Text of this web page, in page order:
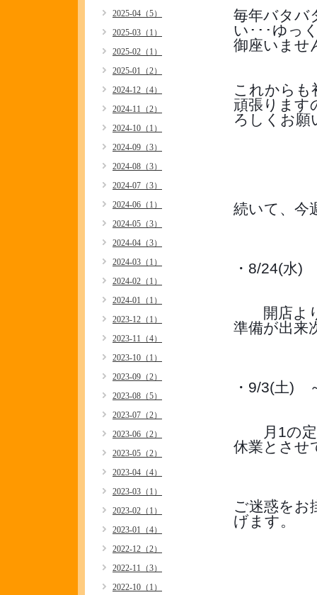
毎年バタバ
い･･･ゆっ
御座いませ
これからも
頑張ります
ろしくお願
続いて、今
・8/24(水)
開店より
準備が出来
・9/3(土)　
月1の定
休業とさせ
ご迷惑をお
げます。
2025-04（5）
2025-03（1）
2025-02（1）
2025-01（2）
2024-12（4）
2024-11（2）
2024-10（1）
2024-09（3）
2024-08（3）
2024-07（3）
2024-06（1）
2024-05（3）
2024-04（3）
2024-03（1）
2024-02（1）
2024-01（1）
2023-12（1）
2023-11（4）
2023-10（1）
2023-09（2）
2023-08（5）
2023-07（2）
2023-06（2）
2023-05（2）
2023-04（4）
2023-03（1）
2023-02（1）
2023-01（4）
2022-12（2）
2022-11（3）
2022-10（1）